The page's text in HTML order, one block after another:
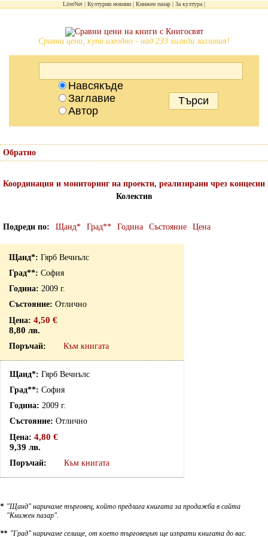
LiterNet Културни новини Книжен пазар За култура
Сравни цени, купи изгодно - над 233 хиляди заглавия!
Навсякъде
Заглавие
Автор
Обратно
Координация и мониторинг на проекти, реализирани чрез концесии
Колектив
Подреди по Щанд* Град** Година Състояние Цена
Гярб Вечнълс
София
2009 г.
Отлично
4,50 €
8,80 лв.
Към книгата
Гярб Вечнълс
София
2009 г.
Отлично
4,80 €
9,39 лв.
Към книгата
* "Щанд" наричаме търговец, който предлага книгата за продажба в сайта
"Книжен пазар".
** "Град" наричаме селище, от което търговецът ще изпрати книгата до вас.